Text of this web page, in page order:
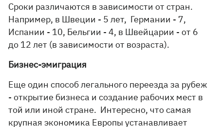
Сроки различаются в зависимости от стран.
Например, в Швеции - 5 лет, Германии - 7,
Испании - 10, Бельгии - 4, в Швейцарии - от 6
до 12 лет (в зависимости от возраста).
Бизнес-эмиграция
Еще один способ легального переезда за рубеж
- открытие бизнеса и создание рабочих мест в
той или иной стране. Интересно, что самая
крупная экономика Европы устанавливает